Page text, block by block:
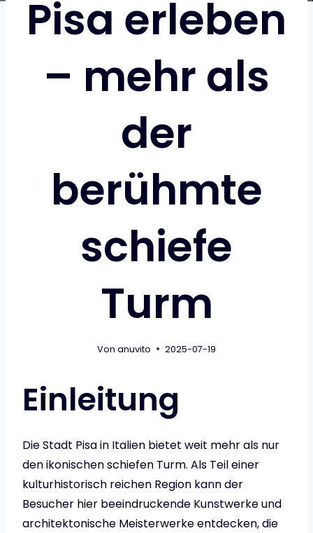
Pisa erleben
– mehr als
der
berühmte
schiefe
Turm
Von anuvito 2025-07-19
Einleitung
Die Stadt Pisa in Italien bietet weit mehr als nur
den ikonischen schiefen Turm. Als Teil einer
kulturhistorisch reichen Region kann der
Besucher hier beeindruckende Kunstwerke und
architektonische Meisterwerke entdecken, die